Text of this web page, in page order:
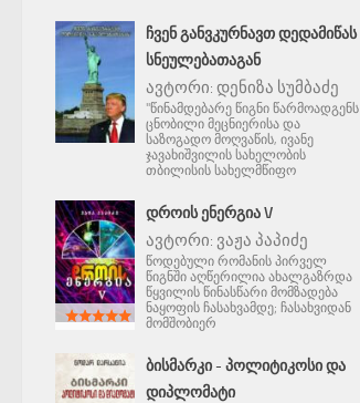
ᲩᲕᲔᲜ ᲒᲐᲜᲕᲙᲣᲠᲜᲐᲕᲗ ᲓᲔᲓᲐᲛᲘᲬᲐᲡ
ᲡᲜᲔᲣᲚᲔᲑᲐᲗᲐᲒᲐᲜ
ავტორი: დენიზა სუმბაძე
"წინამდებარე წიგნი წარმოადგენს
ცნობილი მეცნიერისა და
საზოგადო მოღვაწის, ივანე
ჯავახიშვილის სახელობის
თბილისის სახელმწიფო
ᲓᲠᲝᲘᲡ ᲔᲜᲔᲠᲒᲘᲐ V
ავტორი: ვაჟა პაპიძე
წოდებული რომანის პირველ
წიგნში აღწერილია ახალგაზრდა
წყვილის წინასწარი მომზადება
ნაყოფის ჩასახვამდე; ჩასახვიდან
მომშობიერ
ᲑᲘᲡᲛᲐᲠᲙᲘ - ᲞᲝᲚᲘᲢᲘᲙᲝᲡᲘ ᲓᲐ
ᲓᲘᲞᲚᲝᲛᲐᲢᲘ